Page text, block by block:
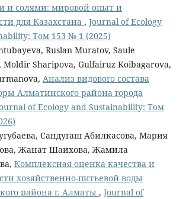
и солями: мировой опыт и
для Казахстана , Journal of Ecology
Том 153 № 1 (2025)
Ruslan Muratov, Saule
Moldir Sharipova, Gulfairuz Koibagarova,
Анализ видового состава
Алматинского района города
of Ecology and Sustainability: Том
Сандугаш Абилкасова, Мария
Жанат Шаихова, Жамила
Комплексная оценка качества и
хозяйственно-питьевой воды
района г. Алматы , Journal of